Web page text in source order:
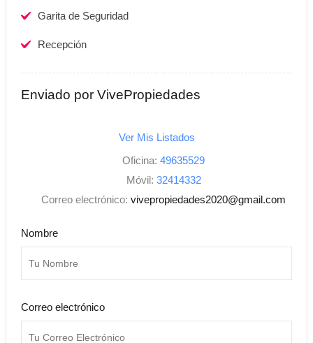
Garita de Seguridad
Recepción
Enviado por VivePropiedades
Ver Mis Listados
Oficina: 49635529
Móvil: 32414332
Correo electrónico: vivepropiedades2020@gmail.com
Nombre
Correo electrónico